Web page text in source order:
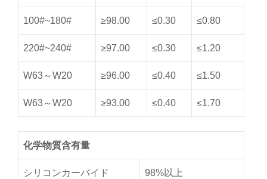
100#~180# ≥98.00 ≤0.30 ≤0.80
220#~240# ≥97.00 ≤0.30 ≤1.20
W63～W20 ≥96.00 ≤0.40 ≤1.50
W63～W20 ≥93.00 ≤0.40 ≤1.70
化学物質含有量
シリコンカーバイド 98%以上